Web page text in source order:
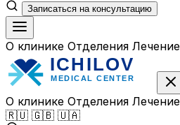
Записаться на консультацию
О клинике Отделения
О клинике Отделения
🇷🇺 🇬🇧 🇺🇦